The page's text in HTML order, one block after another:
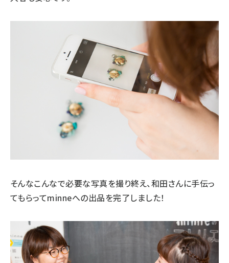
そんなこんなで必要な写真を撮り終え、和田さんに手伝っ
てもらってminneへの出品を完了しました！